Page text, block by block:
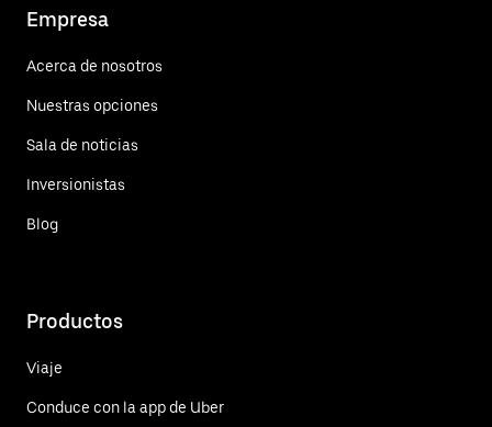
Empresa
Acerca de nosotros
Nuestras opciones
Sala de noticias
Inversionistas
Blog
Productos
Viaje
Conduce con la app de Uber